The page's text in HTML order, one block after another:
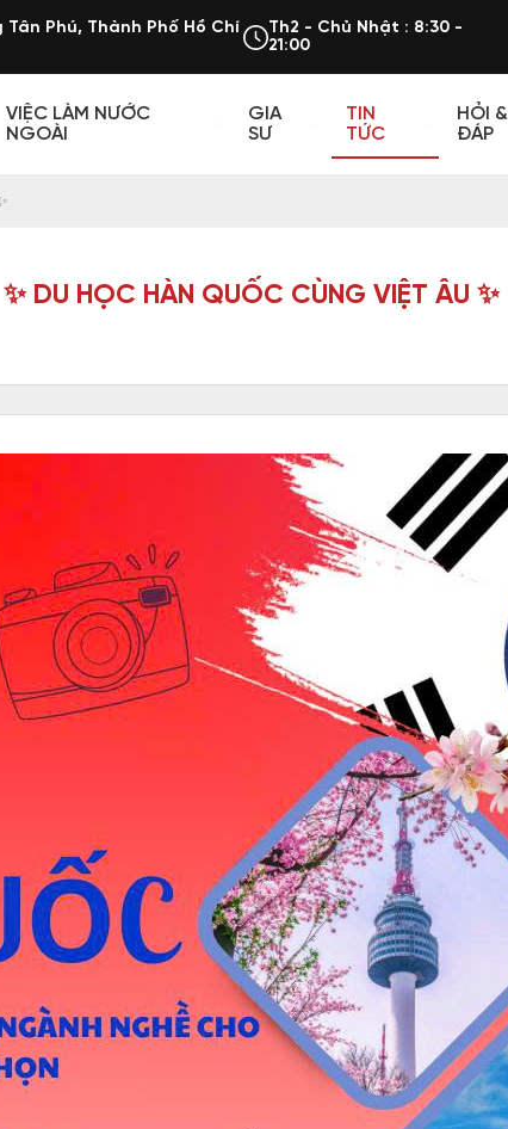
Phú, Thành Phố Hồ Chí
Th2 - Chủ Nhật : 8:30 -
21:00
VIỆC LÀM NƯỚC
NGOÀI
GIA
SƯ
TIN
TỨC
HỎI &
ĐÁP
✨ DU HỌC HÀN QUỐC CÙNG VIỆT ÂU ✨